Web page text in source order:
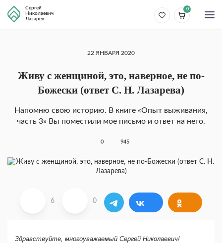
Сергей
Николаевич
Лазарев
0
22 ЯНВАРЯ 2020
Живу с женщиной, это, наверное, не по-
Божески (ответ С. Н. Лазарева)
Напомню свою историю. В книге «Опыт выживания,
часть 3» Вы поместили мое письмо и ответ на него.
0 945
6 0
Здравствуйте, многоуважаемый Сергей Николаевич!